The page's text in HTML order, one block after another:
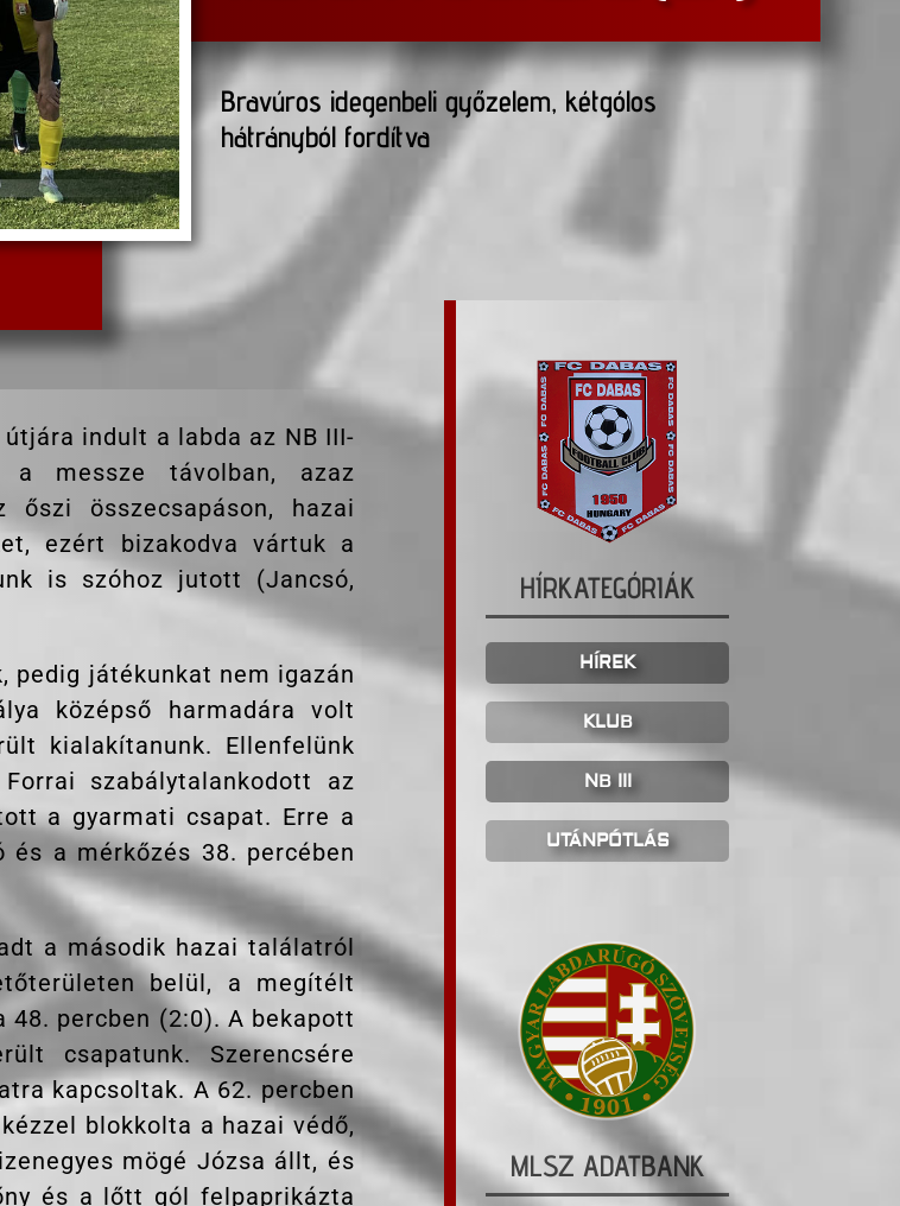
Bravúros idegenbeli győzelem, kétgólos
hátrányból fordítva
indult a labda az NB III-
a messze távolban, azaz
őszi összecsapáson, hazai
ezért bizakodva vártuk a
is szóhoz jutott (Jancsó,
pedig játékunkat nem igazán
középső harmadára volt
kialakítanunk. Ellenfelünk
szabálytalankodott az
a gyarmati csapat. Erre a
a mérkőzés 38. percében
a második hazai találatról
belül, a megítélt
percben (2:0). A bekapott
csapatunk. Szerencsére
kapcsoltak. A 62. percben
blokkolta a hazai védő,
mögé Józsa állt, és
és a lőtt gól felpaprikázta
HÍRKATEGÓRIÁK
HÍREK
KLUB
NB III
UTÁNPÓTLÁS
MLSZ ADATBANK